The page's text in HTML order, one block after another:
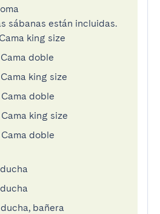
sábanas están incluidas.
Cama king size
Cama doble
Cama king size
Cama doble
Cama king size
Cama doble
bañera